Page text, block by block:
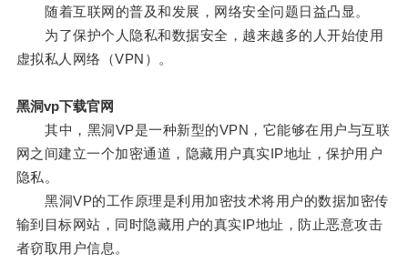
随着互联网的普及和发展，网络安全问题日益凸显。
为了保护个人隐私和数据安全，越来越多的人开始使用
虚拟私人网络（VPN）。
黑洞vp下载官网
其中，黑洞VP是一种新型的VPN，它能够在用户与互联
网之间建立一个加密通道，隐藏用户真实IP地址，保护用户
隐私。
黑洞VP的工作原理是利用加密技术将用户的数据加密传
输到目标网站，同时隐藏用户的真实IP地址，防止恶意攻击
者窃取用户信息。